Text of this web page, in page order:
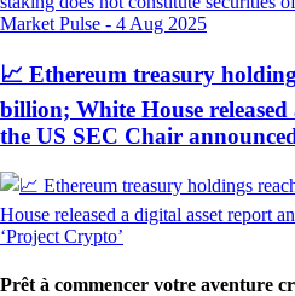
Market Pulse - 4 Aug 2025
📈 Ethereum treasury
billion; White House
the US SEC Chair
Prêt à commencer votre aventure